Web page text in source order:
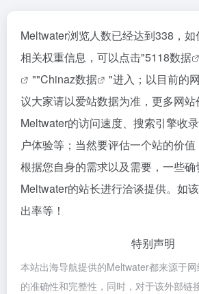
Meltwater浏览人数已经达到338，
相关权重信息，可以点击"5118数据
""Chinaz数据
"进入；以目前的
议大家请以爱站数据为准，更多网站
Meltwater的访问速度、搜索引擎收
户体验等；当然要评估一个站的价
根据您自身的需求以及需要，一些
Meltwater的站长进行洽谈提供。如
出率等！
特别声明
本站出海导航提供的Meltwater都来源于
的准确性和完整性，同时，对于该外部链